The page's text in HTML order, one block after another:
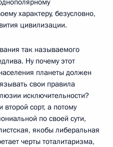
характеру, безусловно,
цивилизации.
так называемого
Ну почему этот
планеты должен
свои правила
исключительности?
сорт, а потому
по своей сути,
якобы либеральная
черты тоталитаризма,